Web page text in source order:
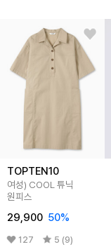
TOPTEN10
여성) COOL 튜닉
원피스
29,900 50%
127 5 (9)